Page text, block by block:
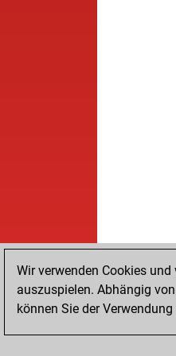
Wir verwenden Cookies
auszuspielen. Abhängig
können Sie der